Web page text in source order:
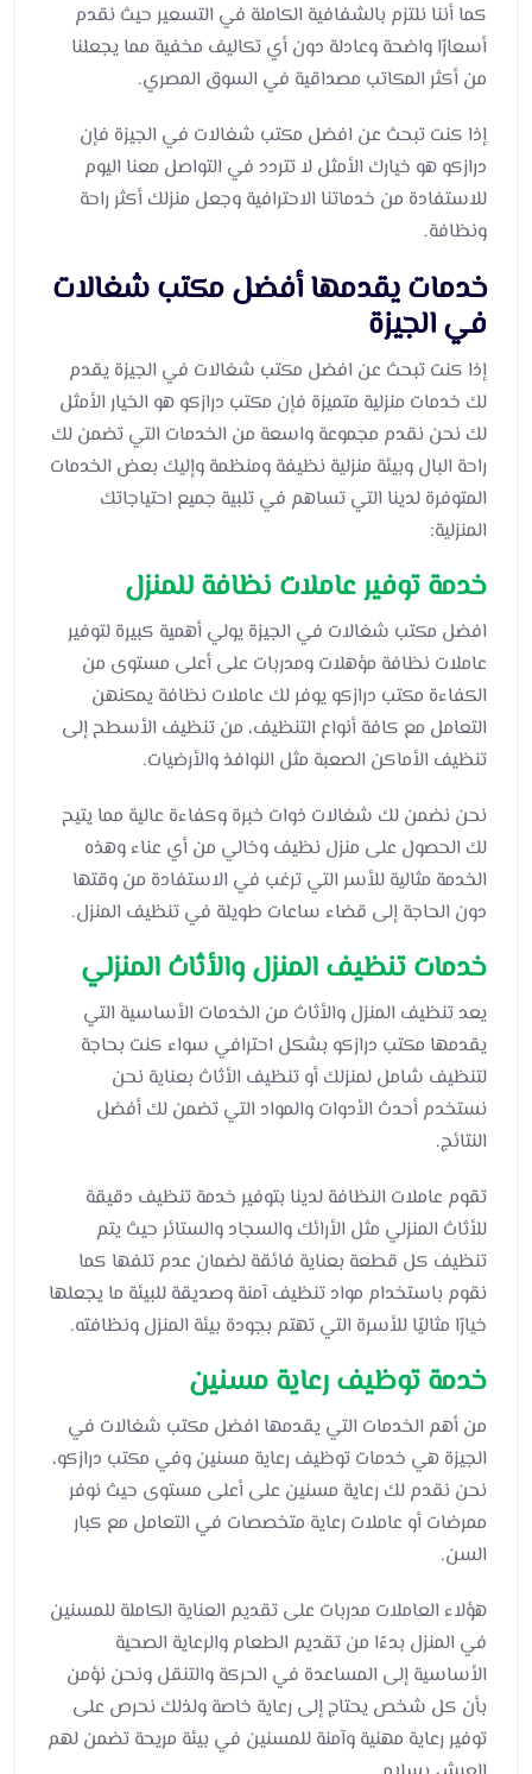
كما أننا نلتزم بالشفافية الكاملة في التسعير حيث نقدم
أسعارًا واضحة وعادلة دون أي تكاليف مخفية مما يجعلنا
من أكثر المكاتب مصداقية في السوق المصري.
إذا كنت تبحث عن افضل مكتب شغالات في الجيزة فإن
درازكو هو خيارك الأمثل لا تتردد في التواصل معنا اليوم
للاستفادة من خدماتنا الاحترافية وجعل منزلك أكثر راحة
ونظافة.
خدمات يقدمها أفضل مكتب شغالات
في الجيزة
إذا كنت تبحث عن افضل مكتب شغالات في الجيزة يقدم
لك خدمات منزلية متميزة فإن مكتب درازكو هو الخيار الأمثل
لك نحن نقدم مجموعة واسعة من الخدمات التي تضمن لك
راحة البال وبيئة منزلية نظيفة ومنظمة وإليك بعض الخدمات
المتوفرة لدينا التي تساهم في تلبية جميع احتياجاتك
المنزلية:
خدمة توفير عاملات نظافة للمنزل
افضل مكتب شغالات في الجيزة يولي أهمية كبيرة لتوفير
عاملات نظافة مؤهلات ومدربات على أعلى مستوى من
الكفاءة مكتب درازكو يوفر لك عاملات نظافة يمكنهن
التعامل مع كافة أنواع التنظيف، من تنظيف الأسطح إلى
تنظيف الأماكن الصعبة مثل النوافذ والأرضيات.
نحن نضمن لك شغالات ذوات خبرة وكفاءة عالية مما يتيح
لك الحصول على منزل نظيف وخالي من أي عناء وهذه
الخدمة مثالية للأسر التي ترغب في الاستفادة من وقتها
دون الحاجة إلى قضاء ساعات طويلة في تنظيف المنزل.
خدمات تنظيف المنزل والأثاث المنزلي
يعد تنظيف المنزل والأثاث من الخدمات الأساسية التي
يقدمها مكتب درازكو بشكل احترافي سواء كنت بحاجة
لتنظيف شامل لمنزلك أو تنظيف الأثاث بعناية نحن
نستخدم أحدث الأدوات والمواد التي تضمن لك أفضل
النتائج.
تقوم عاملات النظافة لدينا بتوفير خدمة تنظيف دقيقة
للأثاث المنزلي مثل الأرائك والسجاد والستائر حيث يتم
تنظيف كل قطعة بعناية فائقة لضمان عدم تلفها كما
نقوم باستخدام مواد تنظيف آمنة وصديقة للبيئة ما يجعلها
خيارًا مثاليًا للأسرة التي تهتم بجودة بيئة المنزل ونظافته.
خدمة توظيف رعاية مسنين
من أهم الخدمات التي يقدمها افضل مكتب شغالات في
الجيزة هي خدمات توظيف رعاية مسنين وفي مكتب درازكو،
نحن نقدم لك رعاية مسنين على أعلى مستوى حيث نوفر
ممرضات أو عاملات رعاية متخصصات في التعامل مع كبار
السن.
هؤلاء العاملات مدربات على تقديم العناية الكاملة للمسنين
في المنزل بدءًا من تقديم الطعام والرعاية الصحية
الأساسية إلى المساعدة في الحركة والتنقل ونحن نؤمن
بأن كل شخص يحتاج إلى رعاية خاصة ولذلك نحرص على
توفير رعاية مهنية وآمنة للمسنين في بيئة مريحة تضمن لهم